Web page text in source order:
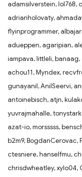
adamsilverstein, lol768,
adrianholovaty,
flyinprogrammer,
adueppen, agaripian,
iampava, littleli,
achou11, Myndex,
gunayanil, AnilSeervi,
antoinebisch, atjn,
yuvrajmahalle,
azat-io, morsssss,
b2m9, BogdanCerovac,
ctesniere, hanselfmu,
chrisdwheatley, xylo04,